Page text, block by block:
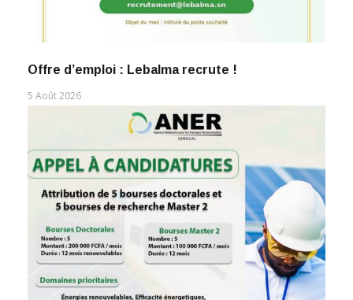
Offre d’emploi : Lebalma recrute !
5 Août 2026